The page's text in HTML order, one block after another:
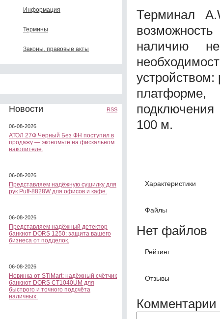
Информация
Термины
Законы, правовые акты
Новости RSS
06-08-2026
АТОЛ 27Ф Черный Без ФН поступил в
продажу — экономьте на фискальном
накопителе.
06-08-2026
Представляем надёжную сушилку для
рук Puff-8828W для офисов и кафе.
06-08-2026
Представляем надёжный детектор
банкнот DORS 1250: защита вашего
бизнеса от подделок.
06-08-2026
Новинка от STiMart: надёжный счётчик
банкнот DORS CT1040UM для
быстрого и точного подсчёта
наличных.
Терминал
наличию
100 м.
Характеристики
Файлы
Нет файлов
Рейтинг
Отзывы
Комментарии